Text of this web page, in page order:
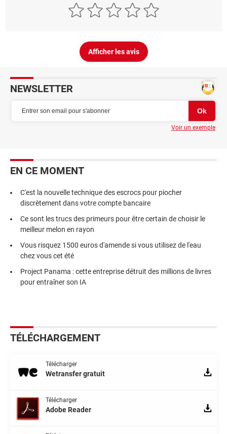
Afficher les avis
NEWSLETTER
Voir un exemple
EN CE MOMENT
C'est la nouvelle technique des escrocs pour piocher
discrètement dans votre compte bancaire
Ce sont les trucs des primeurs pour être certain de choisir le
meilleur melon en rayon
Vous risquez 1500 euros d'amende si vous utilisez de l'eau
chez vous cet été
Project Panama : cette entreprise détruit des millions de livres
pour entraîner son IA
TÉLÉCHARGEMENT
Télécharger
Wetransfer gratuit
Télécharger
Adobe Reader